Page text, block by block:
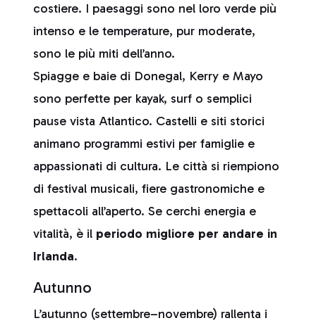
costiere. I paesaggi sono nel loro verde più
intenso e le temperature, pur moderate,
sono le più miti dell’anno.
Spiagge e baie di Donegal, Kerry e Mayo
sono perfette per kayak, surf o semplici
pause vista Atlantico. Castelli e siti storici
animano programmi estivi per famiglie e
appassionati di cultura. Le città si riempiono
di festival musicali, fiere gastronomiche e
spettacoli all’aperto. Se cerchi energia e
vitalità, è il periodo migliore per andare in
Irlanda.
Autunno
L’autunno (settembre–novembre) rallenta i